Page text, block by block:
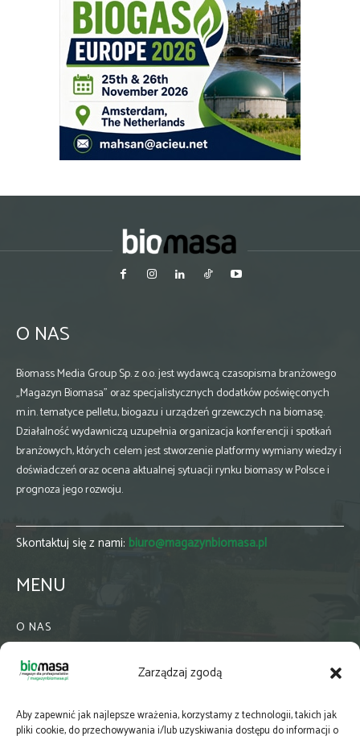
Zarządzaj zgodą
Aby zapewnić jak najlepsze wrażenia, korzystamy z technologii, takich jak
pliki cookie, do przechowywania i/lub uzyskiwania dostępu do informacji o
O NAS
Biomass Media Group Sp. z o.o. jest wydawcą czasopisma branżowego
„Magazyn Biomasa” oraz specjalistycznych dodatków poświęconych
m.in. tematyce pelletu, biogazu i urządzeń grzewczych na biomasę.
Działalność wydawniczą uzupełnia organizacja konferencji i spotkań
branżowych, których celem jest stworzenie platformy wymiany wiedzy i
doświadczeń oraz ocena aktualnej sytuacji rynku biomasy w Polsce i
prognoza jego rozwoju.
Skontaktuj się z nami: biuro@magazynbiomasa.pl
MENU
O NAS
WSPÓŁPRACA
PRENUMERATA